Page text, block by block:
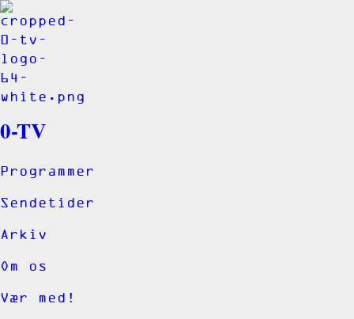
0-TV
Programmer
Sendetider
Arkiv
Om os
Vær med!